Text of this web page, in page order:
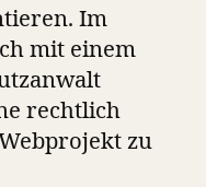
Im
mit einem
rechtlich
zu